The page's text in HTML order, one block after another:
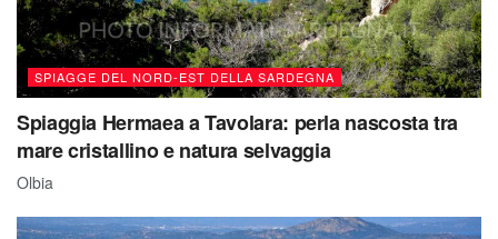
SPIAGGE DEL NORD-EST DELLA SARDEGNA
Spiaggia Hermaea a Tavolara: perla nascosta tra
mare cristallino e natura selvaggia
Olbia